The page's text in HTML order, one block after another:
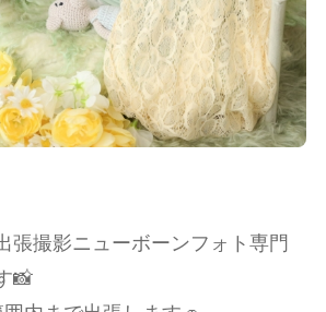
張撮影ニューボーンフォト専門
📸